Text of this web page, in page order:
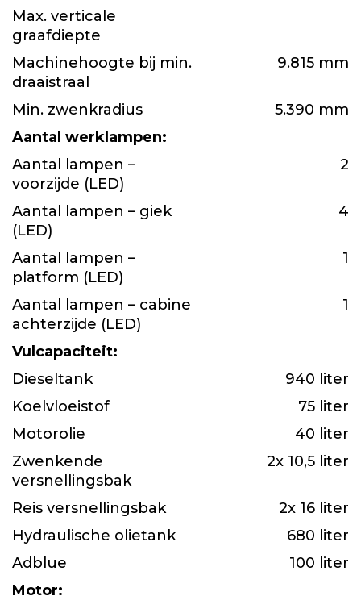
Max. verticale
graafdiepte
Machinehoogte bij min.
draaistraal
9.815 mm
Min. zwenkradius
5.390 mm
Aantal werklampen:
Aantal lampen –
voorzijde (LED)
2
Aantal lampen – giek
(LED)
4
Aantal lampen –
platform (LED)
1
Aantal lampen – cabine
achterzijde (LED)
1
Vulcapaciteit:
Dieseltank
940 liter
Koelvloeistof
75 liter
Motorolie
40 liter
Zwenkende
versnellingsbak
2x 10,5 liter
Reis versnellingsbak
2x 16 liter
Hydraulische olietank
680 liter
Adblue
100 liter
Motor: